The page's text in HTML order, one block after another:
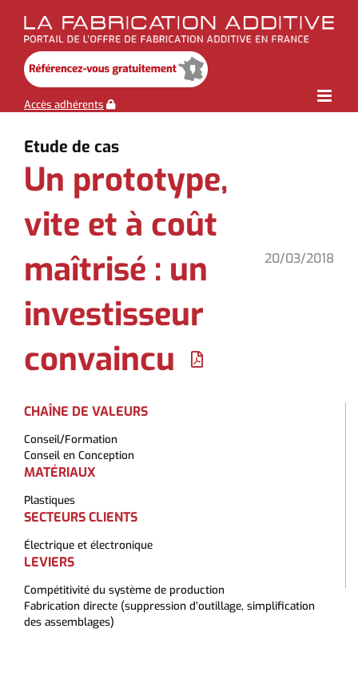
content
Accès adhérents
Etude de cas
Un prototype,
vite et à coût
maîtrisé : un
investisseur
convaincu
20/03/2018
CHAÎNE DE VALEURS
Conseil/Formation
Conseil en Conception
MATÉRIAUX
Plastiques
SECTEURS CLIENTS
Électrique et électronique
LEVIERS
Compétitivité du système de production
Fabrication directe (suppression d’outillage, simplification
des assemblages)